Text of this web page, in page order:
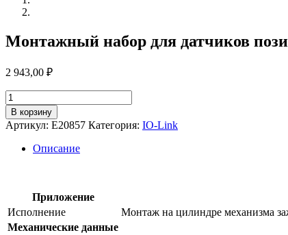
Монтажный набор для датчиков
2 943,00 ₽
Количество
товара
Монтажный
набор
датчиков
В корзину
Артикул: E20857 Категория: IO-Link
Описание
Приложение
Исполнение
Монтаж на цилиндре механизма
Механические данные